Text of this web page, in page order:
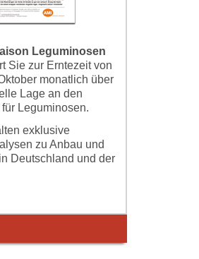
Leguminosen
Sie zur Erntezeit von
monatlich über
Lage an den
für Leguminosen.
exklusive
zu Anbau und
Deutschland und der